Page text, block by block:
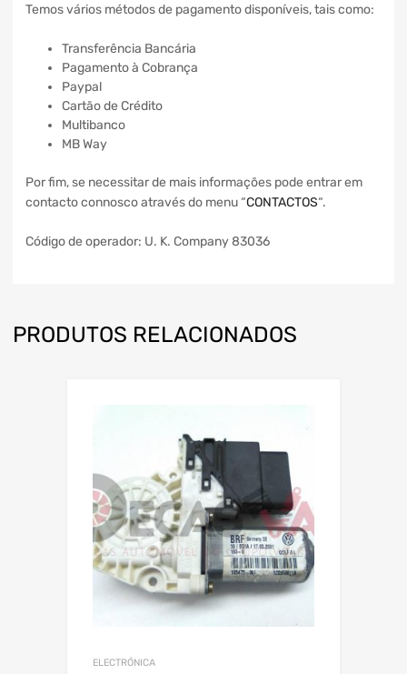
Temos vários métodos de pagamento disponíveis, tais como:
Transferência Bancária
Pagamento à Cobrança
Paypal
Cartão de Crédito
Multibanco
MB Way
Por fim, se necessitar de mais informações pode entrar em
contacto connosco através do menu “CONTACTOS“.
Código de operador: U. K. Company 83036
PRODUTOS RELACIONADOS
ELECTRÓNICA